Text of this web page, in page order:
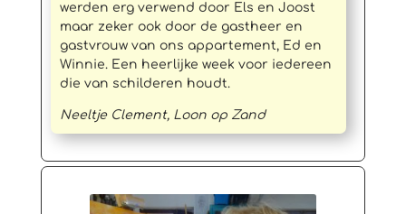
werden erg verwend door Els en Joost
maar zeker ook door de gastheer en
gastvrouw van ons appartement, Ed en
Winnie. Een heerlijke week voor iedereen
die van schilderen houdt.
Neeltje Clement, Loon op Zand